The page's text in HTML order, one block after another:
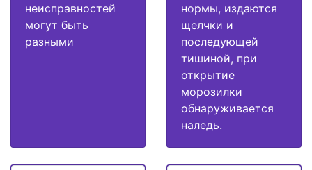
неисправностей
могут быть
разными
нормы, издаются
щелчки и
последующей
тишиной, при
открытие
морозилки
обнаруживается
наледь.